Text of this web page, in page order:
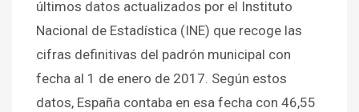
últimos datos actualizados por el Instituto
Nacional de Estadística (INE) que recoge las
cifras definitivas del padrón municipal con
fecha al 1 de enero de 2017. Según estos
datos, España contaba en esa fecha con 46,55